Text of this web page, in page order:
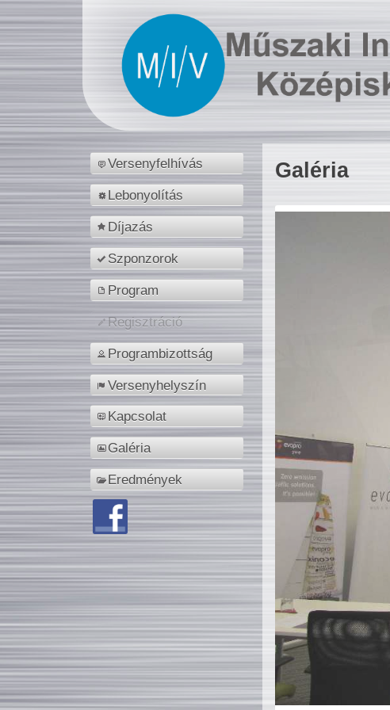
Versenyfelhívás
Lebonyolítás
Díjazás
Szponzorok
Program
Regisztráció
Programbizottság
Versenyhelyszín
Kapcsolat
Galéria
Eredmények
Galéria